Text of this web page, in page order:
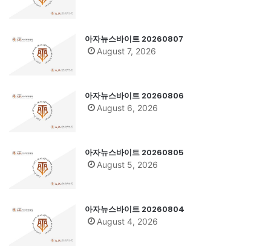
아자뉴스바이트 20260807
August 7, 2026
아자뉴스바이트 20260806
August 6, 2026
아자뉴스바이트 20260805
August 5, 2026
아자뉴스바이트 20260804
August 4, 2026